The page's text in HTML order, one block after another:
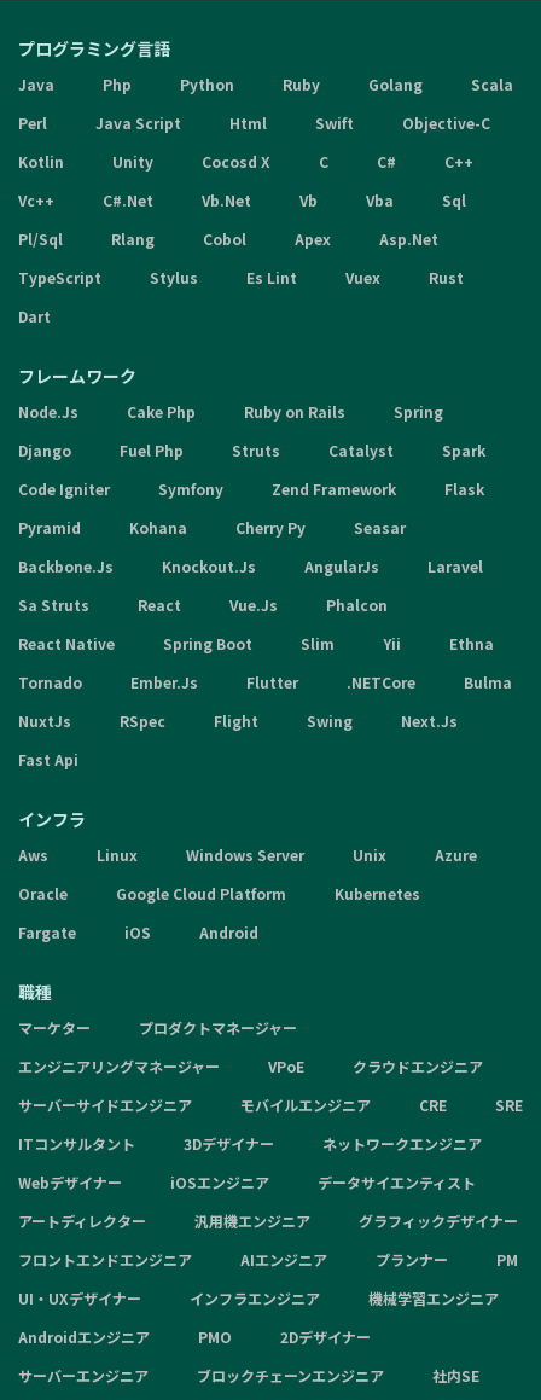
プログラミング言語
Java Php Python Ruby Golang
Scala
Perl
Java Script Html Swift
Objective-C
Kotlin
Unity Cocosd X C C#
C++
Vc++
C#.Net Vb.Net Vb Vba
Sql
Pl/Sql
Rlang Cobol Apex
Asp.Net
TypeScript
Stylus Es Lint Vuex
Rust
Dart
フレームワーク
Node.Js Cake Php Ruby on Rails
Spring
Django
Fuel Php Struts Catalyst
Spark
Code Igniter
Symfony Zend Framework
Flask
Pyramid
Kohana Cherry Py
Seasar
Backbone.Js
Knockout.Js AngularJs
Laravel
Sa Struts
React Vue.Js
Phalcon
React Native
Spring Boot Slim Yii
Ethna
Tornado
Ember.Js Flutter .NETCore
Bulma
NuxtJs
RSpec Flight Swing
Next.Js
Fast Api
インフラ
Aws Linux Windows Server Unix
Azure
Oracle
Google Cloud Platform
Kubernetes
Fargate
iOS Android
職種
マーケター
プロダクトマネージャー
エンジニアリングマネージャー
VPoE
クラウドエンジニア
サーバーサイドエンジニア
モバイルエンジニア CRE
SRE
ITコンサルタント
3Dデザイナー
ネットワークエンジニア
Webデザイナー
iOSエンジニア
データサイエンティスト
アートディレクター
汎用機エンジニア
グラフィックデザイナー
フロントエンドエンジニア
AIエンジニア プランナー
PM
UI・UXデザイナー
インフラエンジニア
機械学習エンジニア
Androidエンジニア
PMO
2Dデザイナー
サーバーエンジニア
ブロックチェーンエンジニア 社内SE